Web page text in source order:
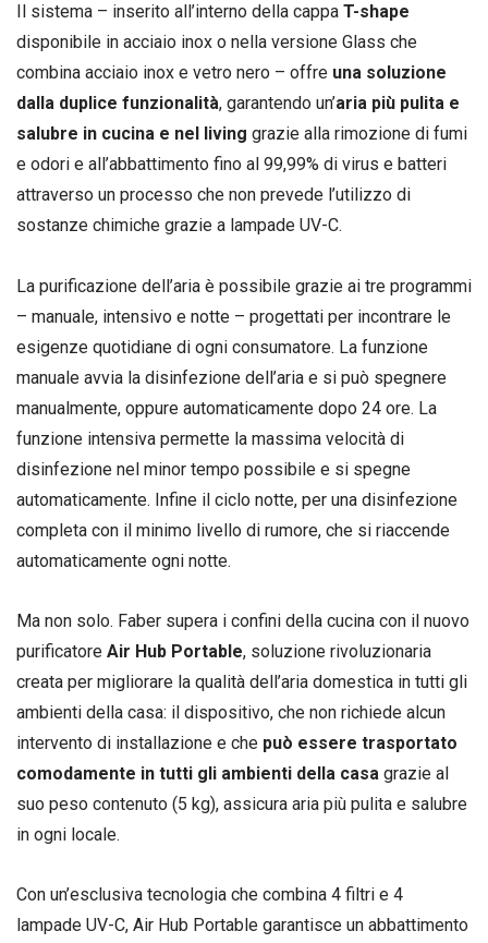
Il sistema – inserito all’interno della cappa T-shape
disponibile in acciaio inox o nella versione Glass che
combina acciaio inox e vetro nero – offre una soluzione
dalla duplice funzionalità, garantendo un’aria più pulita e
salubre in cucina e nel living grazie alla rimozione di fumi
e odori e all’abbattimento fino al 99,99% di virus e batteri
attraverso un processo che non prevede l’utilizzo di
sostanze chimiche grazie a lampade UV-C.
La purificazione dell’aria è possibile grazie ai tre programmi
– manuale, intensivo e notte – progettati per incontrare le
esigenze quotidiane di ogni consumatore. La funzione
manuale avvia la disinfezione dell’aria e si può spegnere
manualmente, oppure automaticamente dopo 24 ore. La
funzione intensiva permette la massima velocità di
disinfezione nel minor tempo possibile e si spegne
automaticamente. Infine il ciclo notte, per una disinfezione
completa con il minimo livello di rumore, che si riaccende
automaticamente ogni notte.
Ma non solo. Faber supera i confini della cucina con il nuovo
purificatore Air Hub Portable, soluzione rivoluzionaria
creata per migliorare la qualità dell’aria domestica in tutti gli
ambienti della casa: il dispositivo, che non richiede alcun
intervento di installazione e che può essere trasportato
comodamente in tutti gli ambienti della casa grazie al
suo peso contenuto (5 kg), assicura aria più pulita e salubre
in ogni locale.
Con un’esclusiva tecnologia che combina 4 filtri e 4
lampade UV-C, Air Hub Portable garantisce un abbattimento